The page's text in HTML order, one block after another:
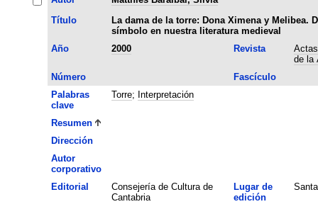
Título
La dama de la torre: Dona Ximena y Melibea.
símbolo en nuestra literatura medieval
Año
2000 Revista
de la
Número
Fascículo
Palabras
clave
Torre; Interpretación
Resumen
Dirección
Autor
corporativo
Editorial
Consejería de Cultura de
Cantabria
Lugar de
edición